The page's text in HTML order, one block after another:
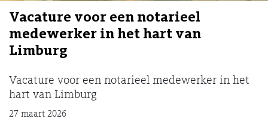
Vacature voor een notarieel
medewerker in het hart van
Limburg
Vacature voor een notarieel medewerker in het
hart van Limburg
27 maart 2026